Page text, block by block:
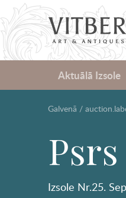
Aktuālā Izsole
Galvenā /
Izsole Nr.25.